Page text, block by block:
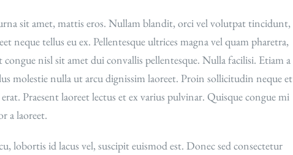
sit amet, mattis eros. Nullam blandit, orci vel volutpat tincidunt,
neque tellus eu ex. Pellentesque ultrices magna vel quam pharetra,
nisl sit amet dui convallis pellentesque. Nulla facilisi. Etiam a
molestie nulla ut arcu dignissim laoreet. Proin sollicitudin neque et
Praesent laoreet lectus et ex varius pulvinar. Quisque congue mi
a laoreet.
lobortis id lacus vel, suscipit euismod est. Donec sed consectetur